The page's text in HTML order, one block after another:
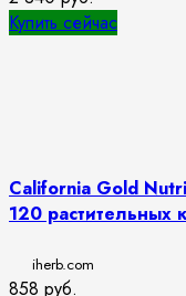
Купить сейчас
California Gold
120 растительных
iherb.com
858 руб.